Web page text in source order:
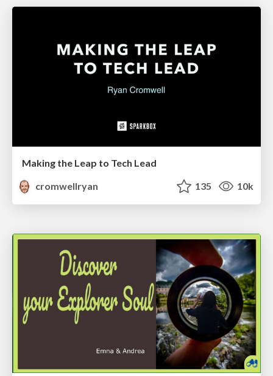
Making the Leap to Tech Lead
cromwellryan
135 10k